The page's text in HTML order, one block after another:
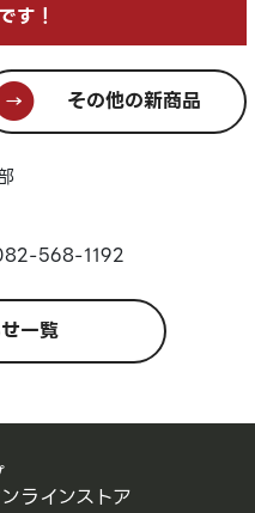
す！
その他の新商品
568-1192
一覧
ラインストア